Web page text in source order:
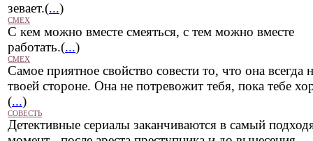
зевает.(...)
СМЕХ
С кем можно вместе смеяться, с тем можно вместе
работать.(...)
СМЕХ
Самое приятное свойство совести то, что она всегда
твоей стороне. Она не потревожит тебя, пока тебе
(...)
СОВЕСТЬ
Детективные сериалы заканчиваются в самый